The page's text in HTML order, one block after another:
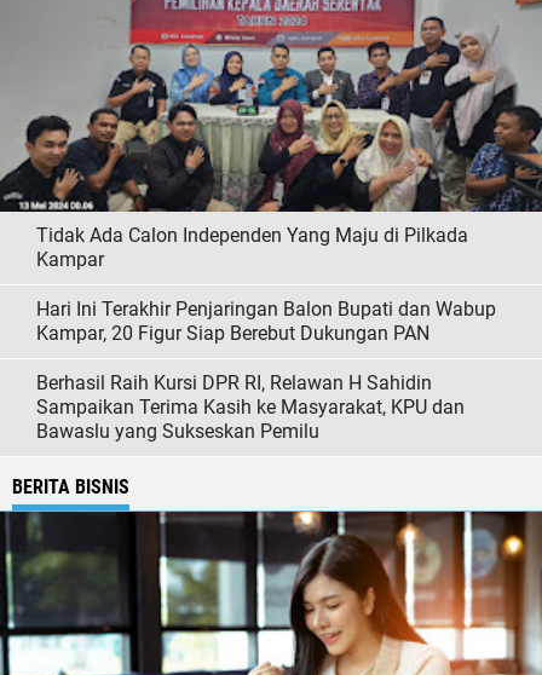
Tidak Ada Calon Independen Yang Maju di Pilkada
Kampar
Hari Ini Terakhir Penjaringan Balon Bupati dan Wabup
Kampar, 20 Figur Siap Berebut Dukungan PAN
Berhasil Raih Kursi DPR RI, Relawan H Sahidin
Sampaikan Terima Kasih ke Masyarakat, KPU dan
Bawaslu yang Sukseskan Pemilu
BERITA BISNIS